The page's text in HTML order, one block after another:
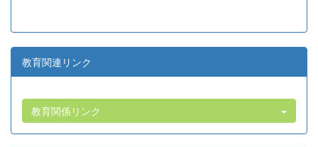
教育関連リンク
教育関係リンク